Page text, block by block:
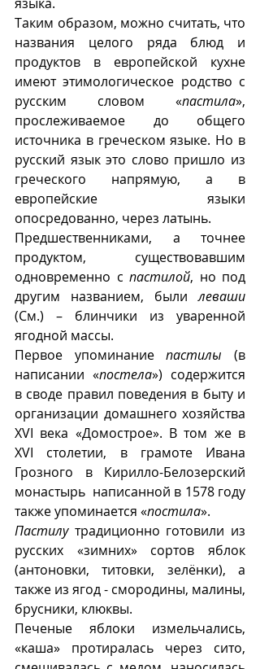
Таким образом, можно считать, что
названия целого ряда блюд и
продуктов в европейской кухне
имеют этимологическое родство с
русским словом «пастила»,
прослеживаемое до общего
источника в греческом языке. Но в
русский язык это слово пришло из
греческого напрямую, а в
европейские языки
опосредованно, через латынь.
Предшественниками, а точнее
продуктом, существовавшим
одновременно с пастилой, но под
другим названием, были леваши
(См.) – блинчики из уваренной
ягодной массы.
Первое упоминание пастилы (в
написании «постела») содержится
в своде правил поведения в быту и
организации домашнего хозяйства
XVI века «Домострое». В том же в
XVI столетии, в грамоте Ивана
Грозного в Кирилло-Белозерский
монастырь  написанной в 1578 году
также упоминается «постила».
Пастилу традиционно готовили из
русских «зимних» сортов яблок
(антоновки, титовки, зелёнки), а
также из ягод - смородины, малины,
брусники, клюквы.
Печеные яблоки измельчались,
«каша» протиралась через сито,